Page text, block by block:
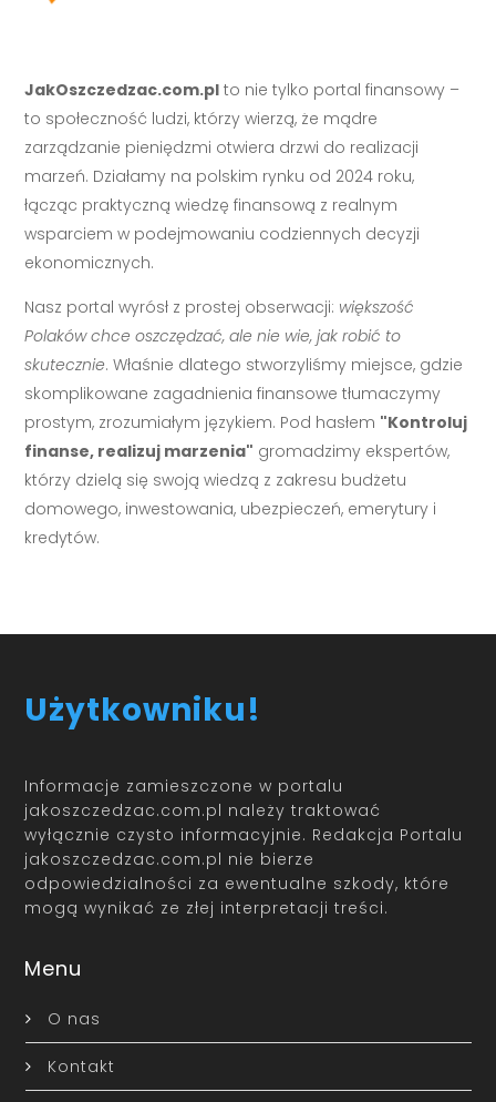
JakOszczedzac.com.pl to nie tylko portal finansowy –
to społeczność ludzi, którzy wierzą, że mądre
zarządzanie pieniędzmi otwiera drzwi do realizacji
marzeń. Działamy na polskim rynku od 2024 roku,
łącząc praktyczną wiedzę finansową z realnym
wsparciem w podejmowaniu codziennych decyzji
ekonomicznych.
Nasz portal wyrósł z prostej obserwacji: większość
Polaków chce oszczędzać, ale nie wie, jak robić to
skutecznie. Właśnie dlatego stworzyliśmy miejsce, gdzie
skomplikowane zagadnienia finansowe tłumaczymy
prostym, zrozumiałym językiem. Pod hasłem "Kontroluj
finanse, realizuj marzenia" gromadzimy ekspertów,
którzy dzielą się swoją wiedzą z zakresu budżetu
domowego, inwestowania, ubezpieczeń, emerytury i
kredytów.
Użytkowniku!
Informacje zamieszczone w portalu
jakoszczedzac.com.pl należy traktować
wyłącznie czysto informacyjnie. Redakcja Portalu
jakoszczedzac.com.pl nie bierze
odpowiedzialności za ewentualne szkody, które
mogą wynikać ze złej interpretacji treści.
Menu
O nas
Kontakt